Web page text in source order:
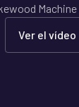
Machine
Ver el vídeo